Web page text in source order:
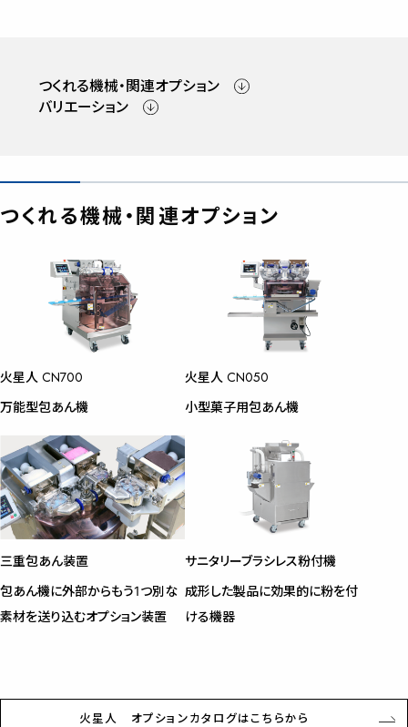
つくれる機械・関連オプション
バリエーション
つくれる機械・関連オプション
火星人 CN700
万能型包あん機
火星人 CN050
小型菓子用包あん機
三重包あん装置
包あん機に外部からもう1つ別な
素材を送り込むオプション装置
サニタリーブラシレス粉付機
成形した製品に効果的に粉を付
ける機器
火星人 オプションカタログはこちらから